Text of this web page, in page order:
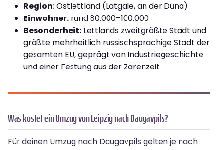
Region:Ostlettland (Latgale, an der Düna)
Einwohner: rund 80.000–100.000
Besonderheit: Lettlands zweitgrößte Stadt und
größte mehrheitlich russischsprachige Stadt der
gesamten EU, geprägt von Industriegeschichte
und einer Festung aus der Zarenzeit
Was kostet ein Umzug von Leipzig nach Daugavpils?
Für deinen Umzug nach Daugavpils gelten je nach